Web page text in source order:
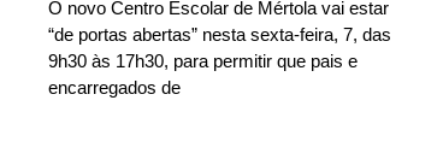
O novo Centro Escolar de Mértola vai estar
“de portas abertas” nesta sexta-feira, 7, das
9h30 às 17h30, para permitir que pais e
encarregados de